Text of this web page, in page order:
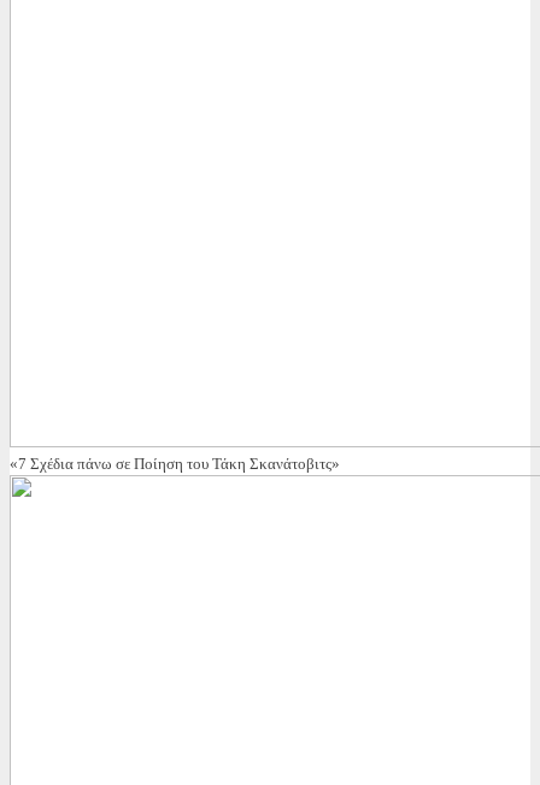
«7 Σχέδια πάνω σε Ποίηση του Τάκη Σκανάτοβιτς»